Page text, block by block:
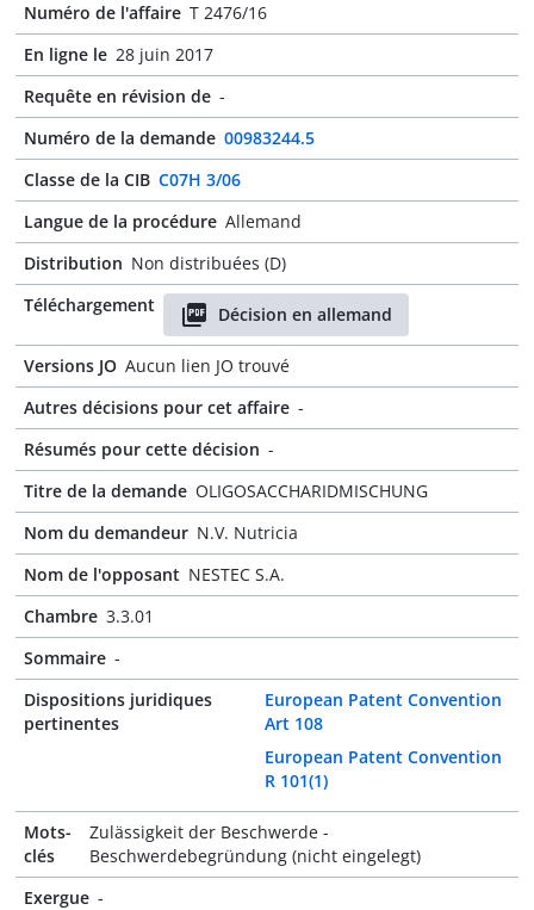
Numéro de l'affaire T 2476/16
En ligne le 28 juin 2017
Requête en révision de -
Numéro de la demande 00983244.5
Classe de la CIB C07H 3/06
Langue de la procédure Allemand
Distribution Non distribuées (D)
Téléchargement
Décision en allemand
Versions JO Aucun lien JO trouvé
Autres décisions pour cet affaire -
Résumés pour cette décision -
Titre de la demande OLIGOSACCHARIDMISCHUNG
Nom du demandeur N.V. Nutricia
Nom de l'opposant NESTEC S.A.
Chambre 3.3.01
Sommaire -
Dispositions juridiques
pertinentes
European Patent Convention
Art 108
European Patent Convention
R 101(1)
Mots-
clés
Zulässigkeit der Beschwerde -
Beschwerdebegründung (nicht eingelegt)
Exergue -